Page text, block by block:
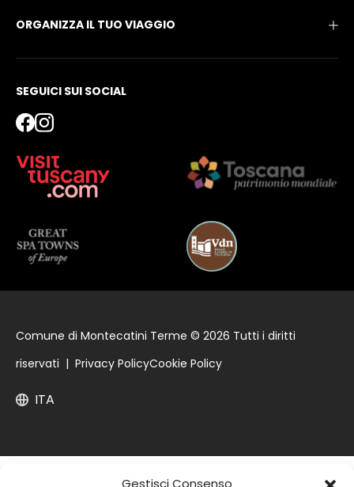
Gestisci Consenso
ORGANIZZA IL TUO VIAGGIO
SEGUICI SUI SOCIAL
Comune di Montecatini Terme © 2026 Tutti i diritti
riservati | Privacy PolicyCookie Policy
ITA